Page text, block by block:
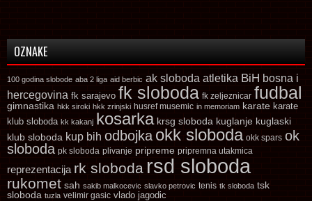
OZNAKE
100 godina slobode aba 2 liga aid berbic ak sloboda atletika BiH bosna i
hercegovina fk sarajevo fk sloboda fk zeljeznicar fudbal
gimnastika hkk siroki hkk zrinjski husref musemic in memoriam karate karate
klub sloboda kk kakanj kosarka krsg sloboda kuglanje kuglaski
klub sloboda kup bih odbojka okk sloboda okk spars ok
sloboda pk sloboda plivanje pripreme pripremna utakmica
reprezentacija rk sloboda rsd sloboda
rukomet sah sakib malkocevic slavko petrovic tenis tk sloboda tsk
sloboda tuzla velimir gasic vlado jagodic